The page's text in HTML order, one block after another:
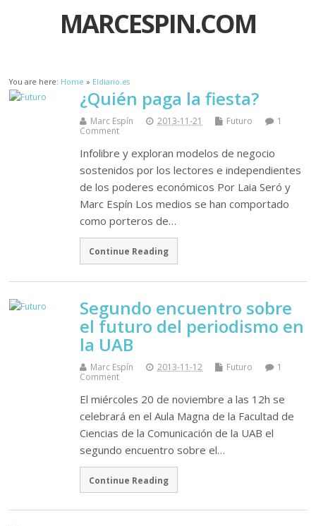
MARCESPIN.COM
You are here: Home » Eldiario.es
¿Quién paga la fiesta?
Marc Espín 2013-11-21 Futuro
1
Comment
Infolibre y exploran modelos de negocio
sostenidos por los lectores e independientes
de los poderes económicos Por Laia Seró y
Marc Espín Los medios se han comportado
como porteros de…
Continue Reading
Segundo encuentro sobre
el futuro del periodismo en
la UAB
Marc Espín 2013-11-12 Futuro
1
Comment
El miércoles 20 de noviembre a las 12h se
celebrará en el Aula Magna de la Facultad de
Ciencias de la Comunicación de la UAB el
segundo encuentro sobre el…
Continue Reading